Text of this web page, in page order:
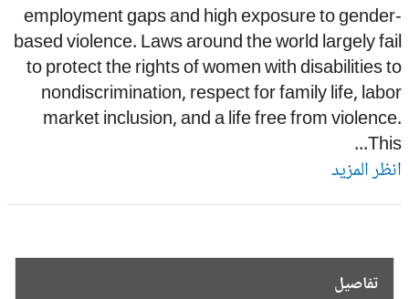
employment gaps and high exposure to
based violence. Laws around the world largely
to protect the rights of women with disabilities
nondiscrimination, respect for family life,
market inclusion, and a life free from
المزيد
تفاصيل